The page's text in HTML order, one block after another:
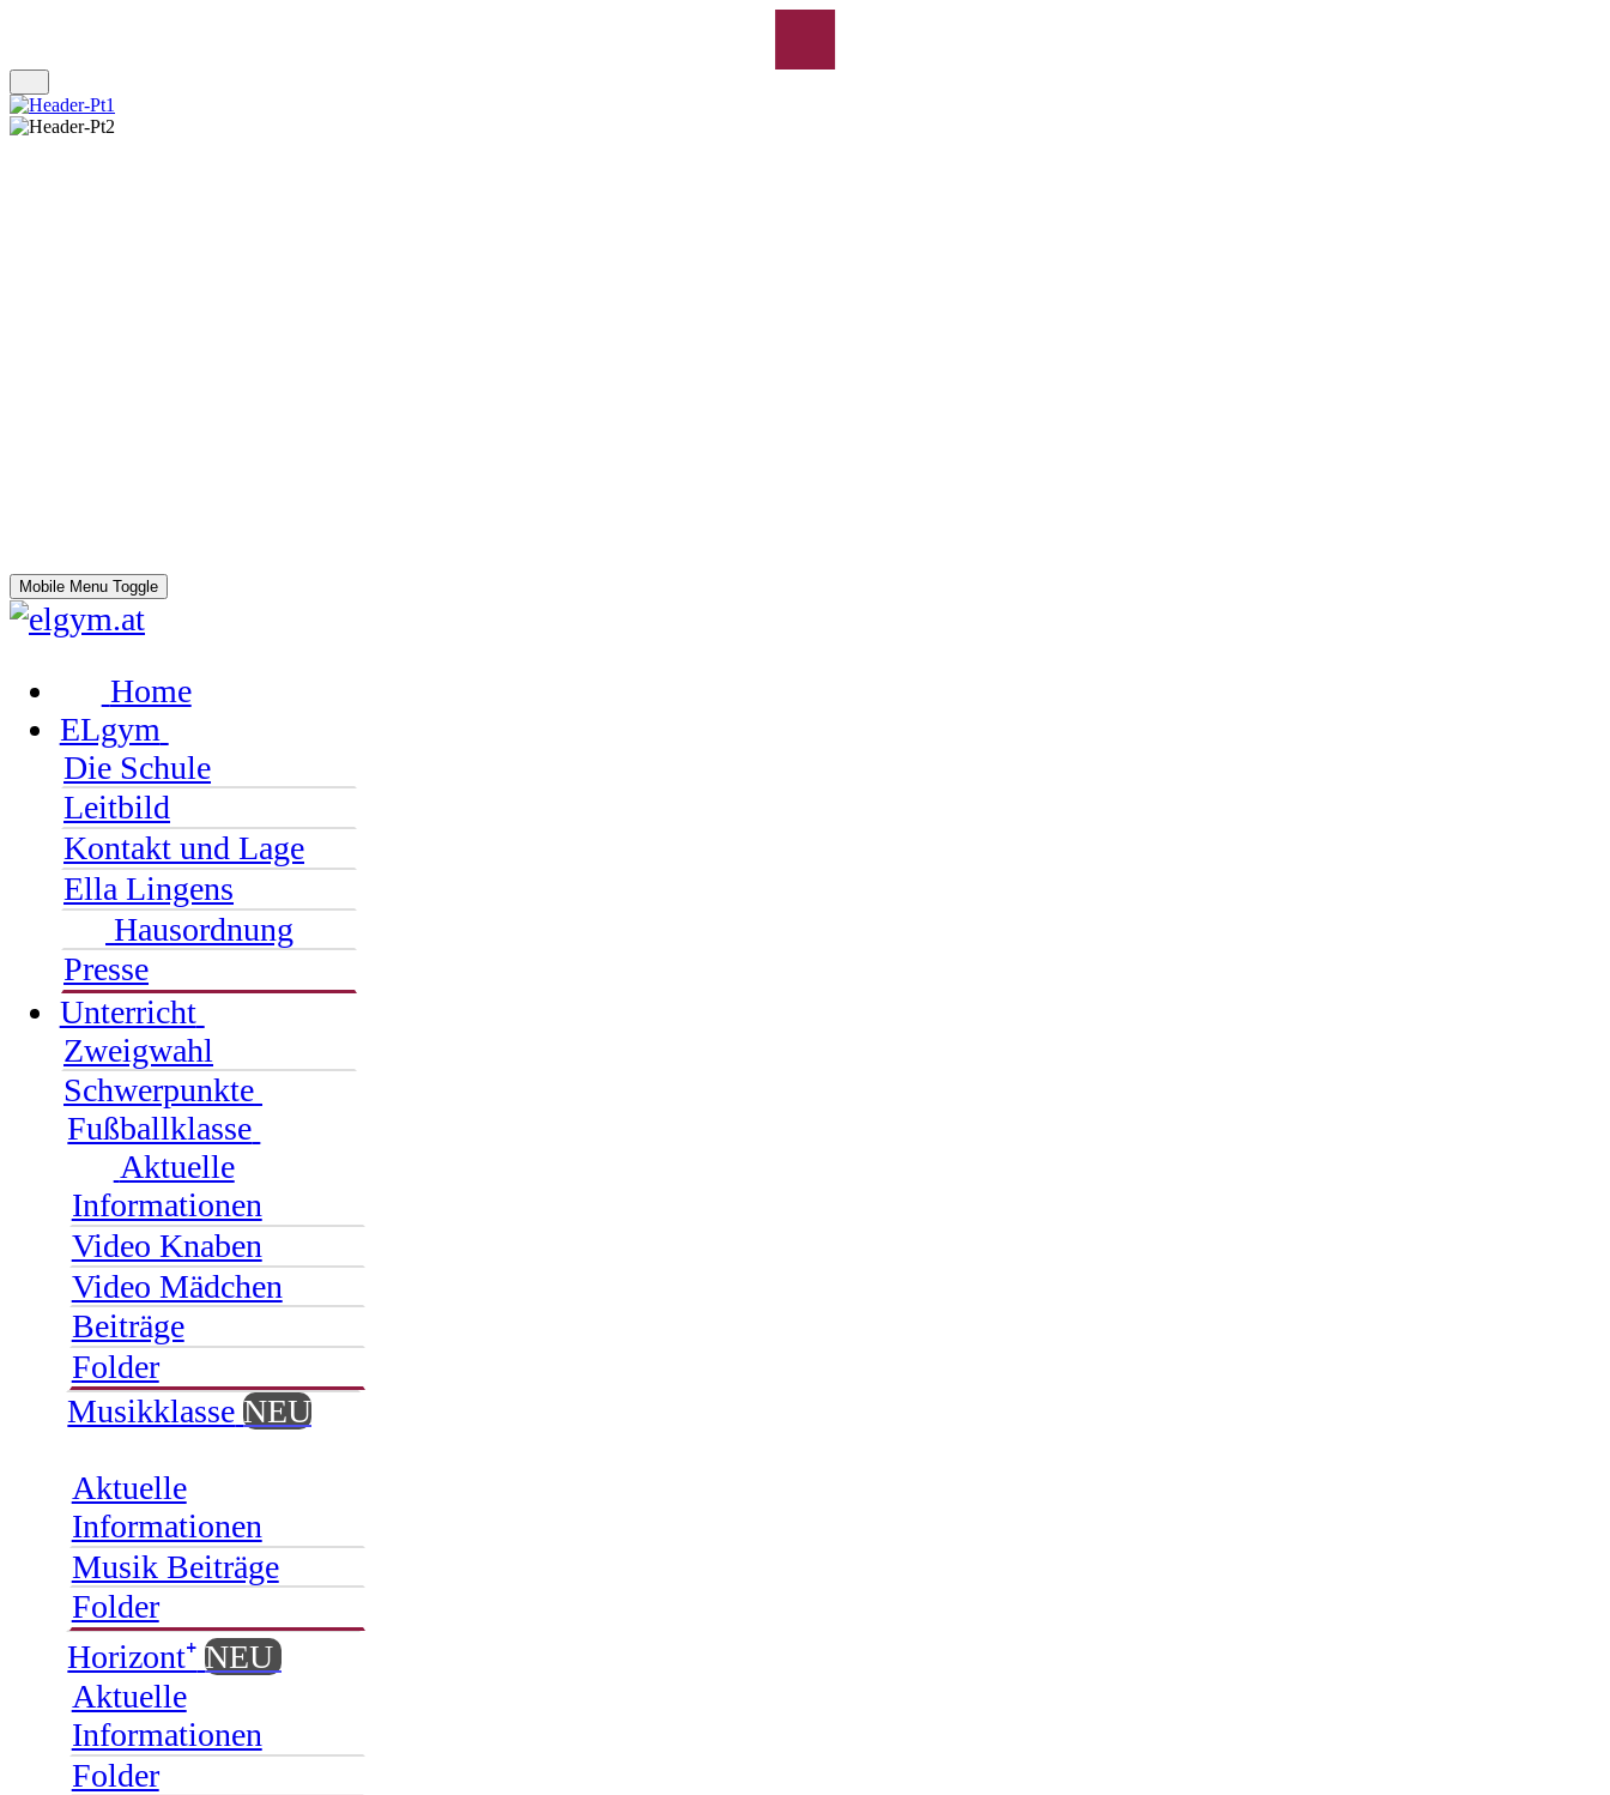
Mobile Menu Toggle
Home
ELgym
Die Schule
Leitbild
Kontakt und Lage
Ella Lingens
Hausordnung
Presse
Unterricht
Zweigwahl
Schwerpunkte
Fußballklasse
Aktuelle
Informationen
Video Knaben
Video Mädchen
Beiträge
Folder
Musikklasse NEU
Aktuelle
Informationen
Musik Beiträge
Folder
Horizont⁺ NEU
Aktuelle
Informationen
Folder